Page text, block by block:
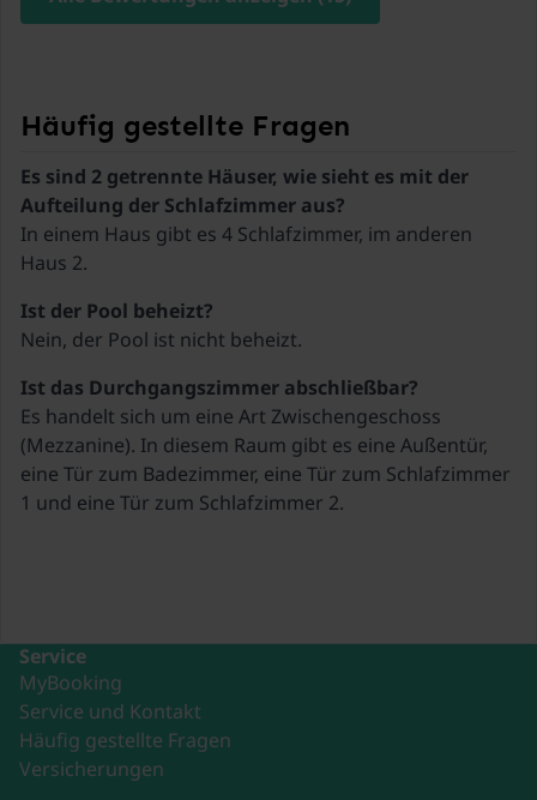
geöffnet von Mai bis
einschließlich Sep)
Bettwäsche)
se fait difficilement en citadine! Mieux vaut être
bêtes mais très pratique quand il s’agit de cuisiner
pour 10 personnes). Il n’y avait aucun équipement
de base et avons dû tout acheter : liquide vaisselle,
sacs poubelles, papier toilette, sopalin etc… pas
même de tapis de bain pour les douches.
Autrement tout était très bien!
Häufig gestellte Fragen
Es sind 2 getrennte Häuser, wie sieht es mit der
In einem Haus gibt es 4 Schlafzimmer, im anderen
Es handelt sich um eine Art Zwischengeschoss
(Mezzanine). In diesem Raum gibt es eine Außentür,
eine Tür zum Badezimmer, eine Tür zum Schlafzimmer
Service
MyBooking
Service und Kontakt
Häufig gestellte Fragen
Versicherungen